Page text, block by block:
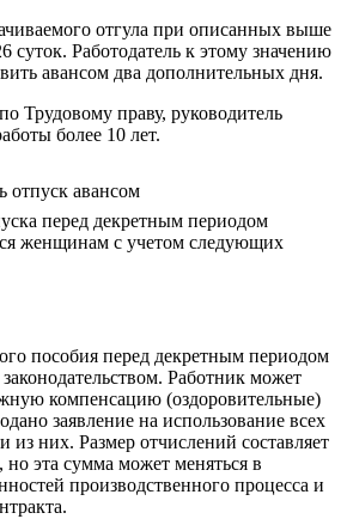
отгула при описанных выше
суток. Работодатель к этому значению
авансом два дополнительных дня.
Трудовому праву, руководитель
более 10 лет.
отпуск авансом
перед декретным периодом
женщинам с учетом следующих
пособия перед декретным периодом
Работник может
компенсацию (оздоровительные)
заявление на использование всех
из них. Размер отчислений составляет
эта сумма может меняться в
производственного процесса и